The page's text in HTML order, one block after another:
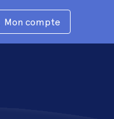
Mon compte